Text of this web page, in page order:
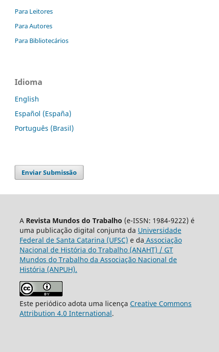
Para Leitores
Para Autores
Para Bibliotecários
Idioma
English
Español (España)
Português (Brasil)
Enviar Submissão
A Revista Mundos do Trabalho (e-ISSN: 1984-9222) é
uma publicação digital conjunta da Universidade
Federal de Santa Catarina (UFSC) e da Associação
Nacional de História do Trabalho (ANAHT) / GT
Mundos do Trabalho da Associação Nacional de
História (ANPUH).
Este periódico adota uma licença Creative Commons
Attribution 4.0 International.